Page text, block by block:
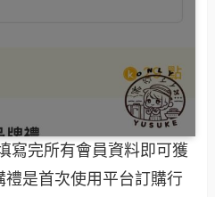
寫完所有會員資料即可獲
是首次使用平台訂購行